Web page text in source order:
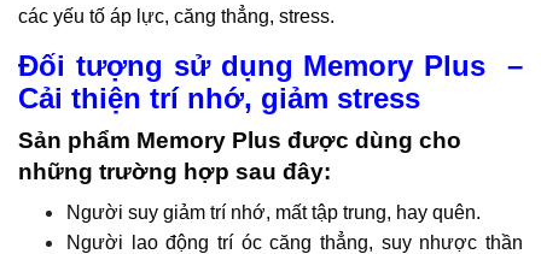
các yếu tố áp lực, căng thẳng, stress.
Đối tượng sử dụng Memory Plus –
Cải thiện trí nhớ, giảm stress
Sản phẩm Memory Plus được dùng cho
những trường hợp sau đây:
Người suy giảm trí nhớ, mất tập trung, hay quên.
Người lao động trí óc căng thẳng, suy nhược thần